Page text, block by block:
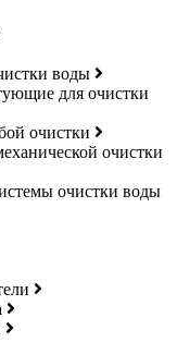
воды
для очистки
очистки
очистки
очистки воды